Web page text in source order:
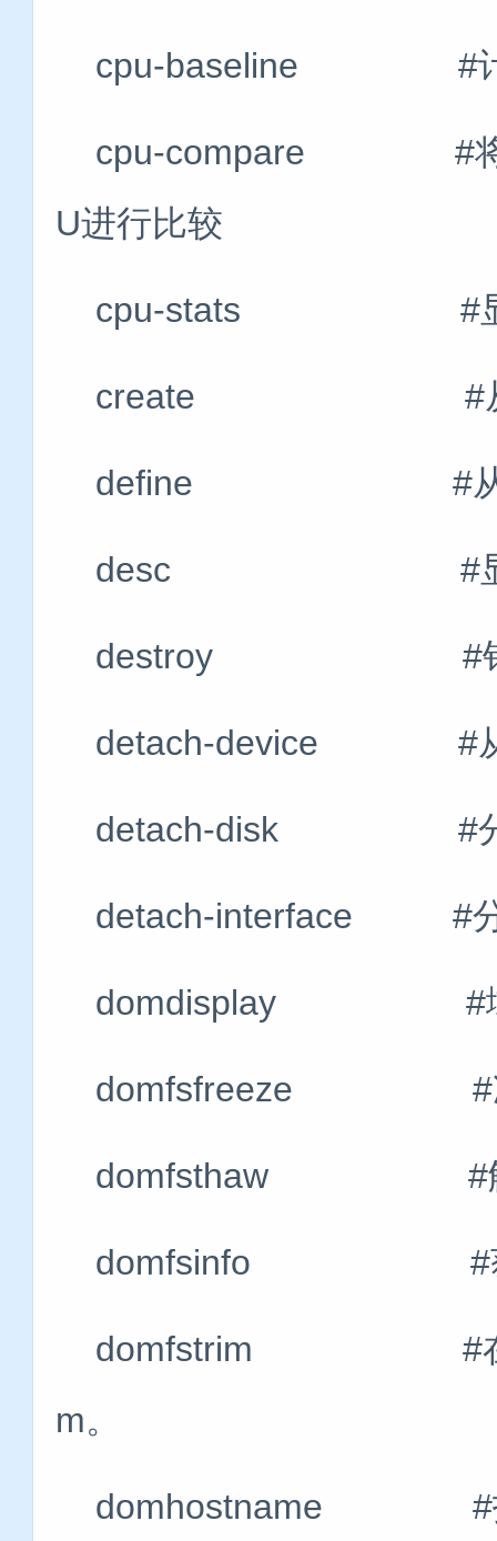
cpu-baseline #计
cpu-compare #将主
U进行比较
cpu-stats #显示
create #从XML
define #从XML文
desc #显示或设
destroy #销毁
detach-device #从
detach-disk #分
detach-interface #分
domdisplay #域显
domfsfreeze #冻结
domfsthaw #解冻
domfsinfo #获取域
domfstrim #在域的
m。
domhostname #打